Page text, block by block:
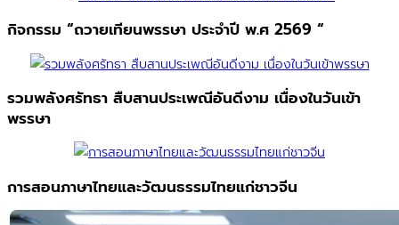
กิจกรรม “ถวายเทียนพรรษา ประจำปี พ.ศ 2569 “
รวมพลังศรัทธา สืบสานประเพณีอันดีงาม เนื่องในวันเข้า
พรรษา
การสอนภาษาไทยและวัฒนธรรมไทยแก่ชาวจีน